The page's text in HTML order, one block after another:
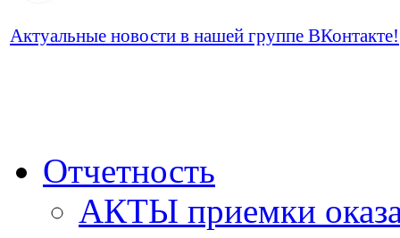
Актуальные новости в нашей группе ВКонтакте!
Отчетность
АКТЫ приемки